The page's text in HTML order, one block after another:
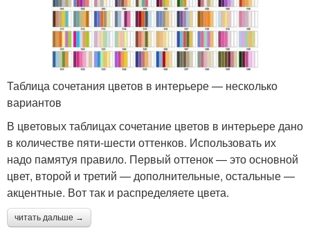
Таблица сочетания цветов в интерьере — несколько
вариантов
В цветовых таблицах сочетание цветов в интерьере дано
в количестве пяти-шести оттенков. Использовать их
надо памятуя правило. Первый оттенок — это основной
цвет, второй и третий — дополнительные, остальные —
акцентные. Вот так и распределяете цвета.
читать дальше →